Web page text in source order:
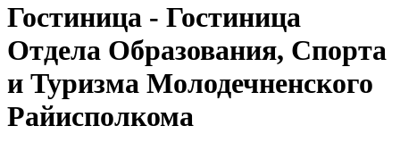
Гостиница - Гостиница
Отдела Образования, Спорта
и Туризма Молодечненского
Райисполкома